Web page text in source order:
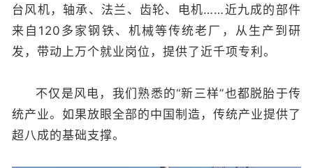
台风机，轴承、法兰、齿轮、电机……近九成的部件
来自120多家钢铁、机械等传统老厂，从生产到研
发，带动上万个就业岗位，提供了近千项专利。
不仅是风电，我们熟悉的“新三样”也都脱胎于传
统产业。如果放眼全部的中国制造，传统产业提供了
超八成的基础支撑。